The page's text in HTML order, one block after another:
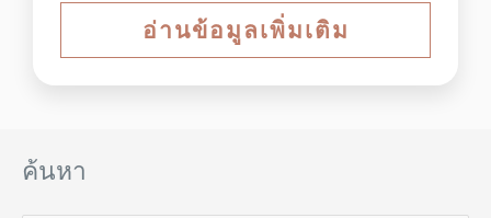
อ่านข้อมูลเพิ่มเติม
ค้นหา